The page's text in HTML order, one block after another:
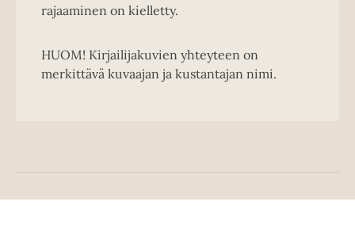
rajaaminen on kielletty.
HUOM! Kirjailijakuvien yhteyteen on
merkittävä kuvaajan ja kustantajan nimi.